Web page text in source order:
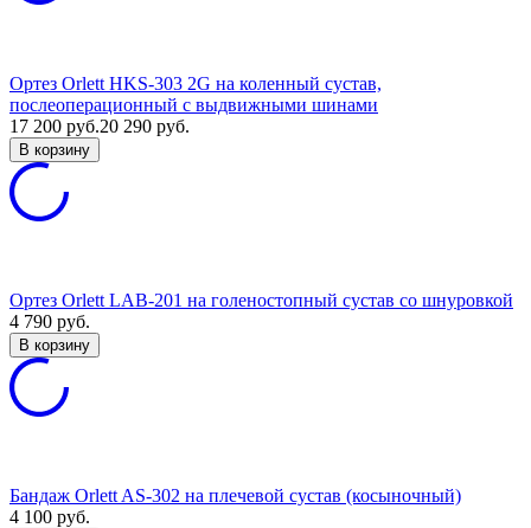
Ортез Orlett HKS-303 2G на коленный сустав,
послеоперационный с выдвижными шинами
17 200 руб.20 290 руб.
В корзину
Ортез Orlett LAB-201 на голеностопный сустав со шнуровкой
4 790 руб.
В корзину
Бандаж Orlett AS-302 на плечевой сустав (косыночный)
4 100 руб.